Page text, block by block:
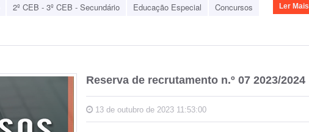
2º CEB - 3º CEB - Secundário Educação Especial
Concursos
Ler Mais
Reserva de recrutamento n.º 07 2023/2024
13 de outubro de 2023 11:53:00